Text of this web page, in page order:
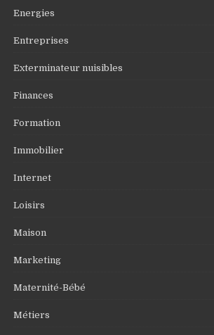
Energies
Entreprises
Exterminateur nuisibles
Finances
Formation
Immobilier
Internet
Loisirs
Maison
Marketing
Maternité-Bébé
Métiers